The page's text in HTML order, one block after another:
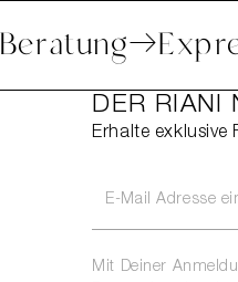
Beratung
DER RIANI
Erhalte exklusive
Mit Deiner